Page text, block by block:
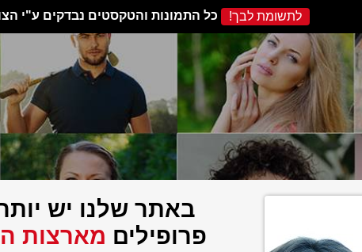
לתשומת לבך! כל התמונות והטקסטים נבדקים ע"י
באתר שלנו יש
פרופילים מארצות